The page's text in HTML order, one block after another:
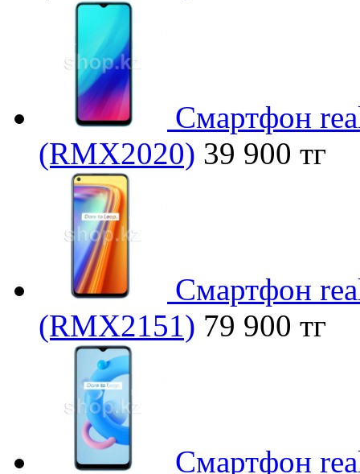
Смартфон
(RMX2020) 39 900 тг
Смартфон
(RMX2151) 79 900 тг
Смартфон